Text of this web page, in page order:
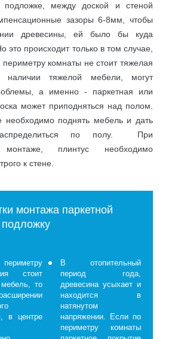
подложке, между доской и стеной
зазоры 6-8мм, чтобы
древесины, ей было бы куда
это происходит только в том случае,
комнаты не стоит тяжелая
тяжелой мебели, могут
а именно - паркетная или
может приподняться над полом.
необходимо поднять мебель и дать
по полу. При
плинтус необходимо
к стене.
монтажа паркетной
стоит
то
в центре
В отопительный
период года,
древесина усыхает и
находится в
натянутом
напряжении. Если по
периметру комнаты